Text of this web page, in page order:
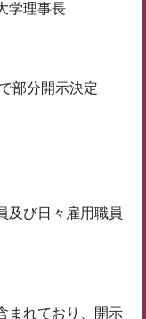
学理事長
部分開示決定
及び日々雇用職員
まれており、開示